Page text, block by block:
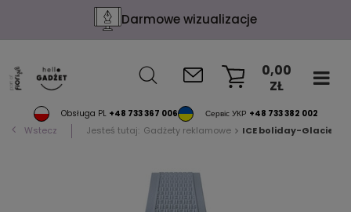
Darmowe wizualizacje
Obsługa PL +48 733 367 006 Сервіс УКР +48 733 382 002
0,00
ZŁ
Wstecz Jesteś tutaj: Gadżety reklamowe ICE boliday-Glacier